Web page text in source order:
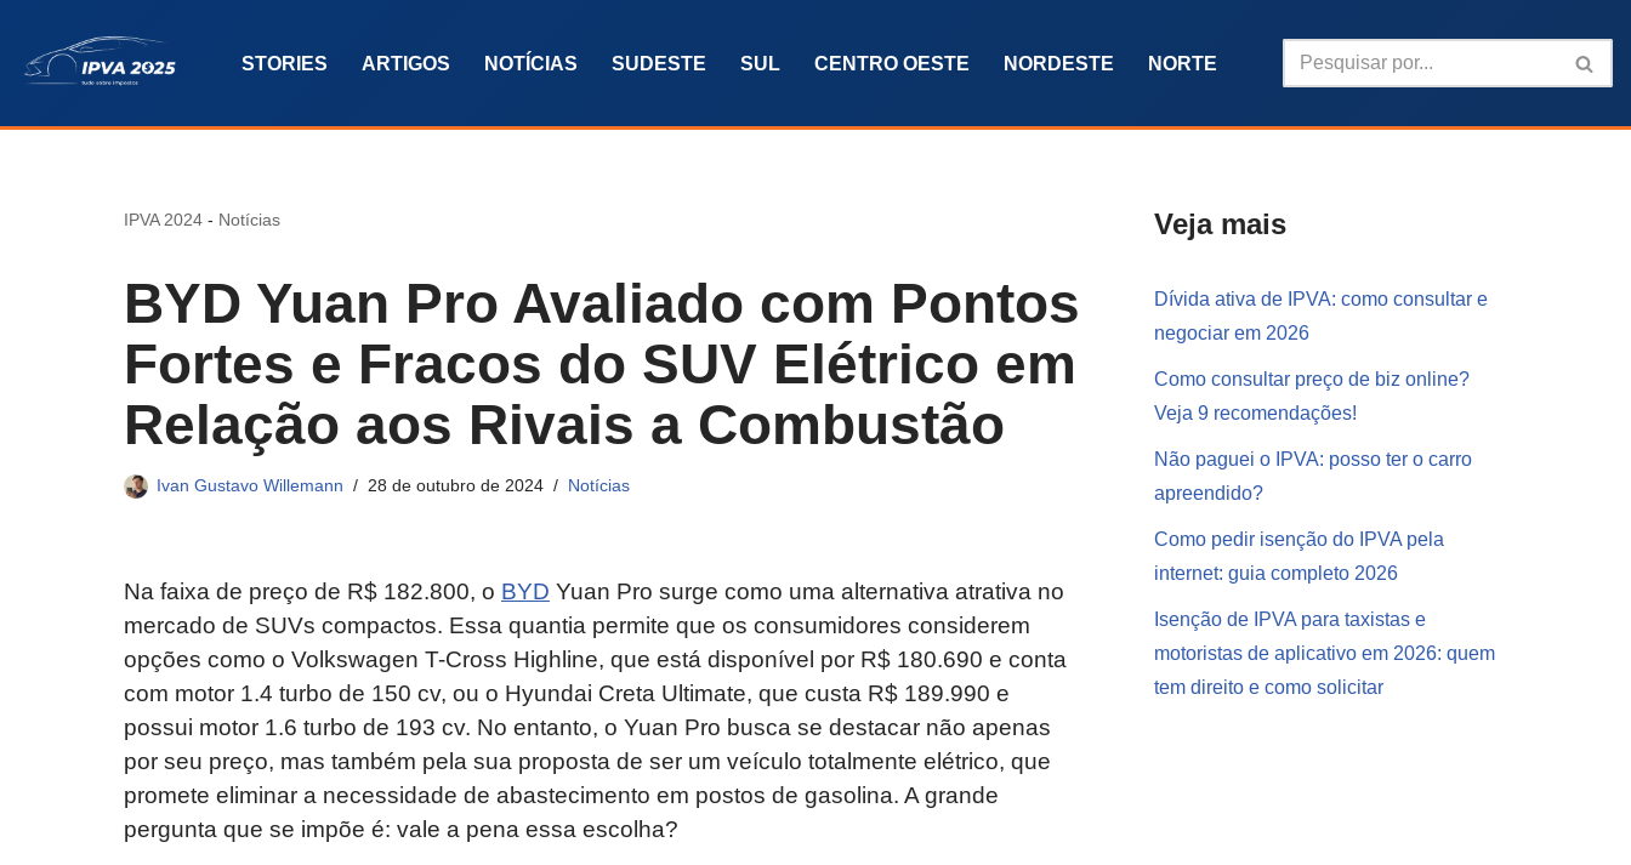
Pular
o
STORIES ARTIGOS NOTÍCIAS SUDESTE SUL CENTRO OESTE NORDESTE NORTE
IPVA 2024 - Notícias
BYD Yuan Pro Avaliado com Pontos
Fortes e Fracos do SUV Elétrico em
Relação aos Rivais a Combustão
Ivan Gustavo Willemann 28 de outubro de 2024 Notícias
Na faixa de preço de R$ 182.800, o BYD Yuan Pro surge como uma alternativa atrativa no
mercado de SUVs compactos. Essa quantia permite que os consumidores considerem
opções como o Volkswagen T-Cross Highline, que está disponível por R$ 180.690 e conta
com motor 1.4 turbo de 150 cv, ou o Hyundai Creta Ultimate, que custa R$ 189.990 e
possui motor 1.6 turbo de 193 cv. No entanto, o Yuan Pro busca se destacar não apenas
por seu preço, mas também pela sua proposta de ser um veículo totalmente elétrico, que
promete eliminar a necessidade de abastecimento em postos de gasolina. A grande
pergunta que se impõe é: vale a pena essa escolha?
Veja mais
Dívida ativa de IPVA: como consultar e
negociar em 2026
Como consultar preço de biz online?
Veja 9 recomendações!
Não paguei o IPVA: posso ter o carro
apreendido?
Como pedir isenção do IPVA pela
internet: guia completo 2026
Isenção de IPVA para taxistas e
motoristas de aplicativo em 2026: quem
tem direito e como solicitar